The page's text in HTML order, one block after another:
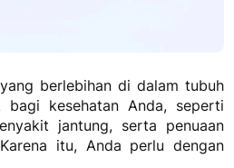
berlebihan di dalam tubuh
bagi kesehatan Anda, seperti
jantung, serta penuaan
itu, Anda perlu dengan